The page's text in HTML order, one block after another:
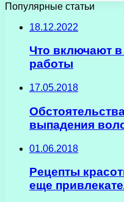
Популярные статьи
18.12.2022
Что включают
работы
17.05.2018
выпадения
01.06.2018
Рецепты
еще